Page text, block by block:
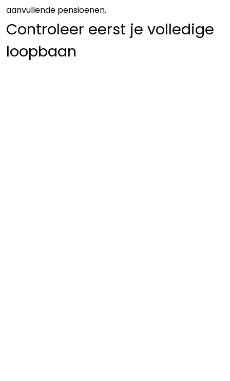
aanvullende pensioenen.
Controleer eerst je volledige
loopbaan